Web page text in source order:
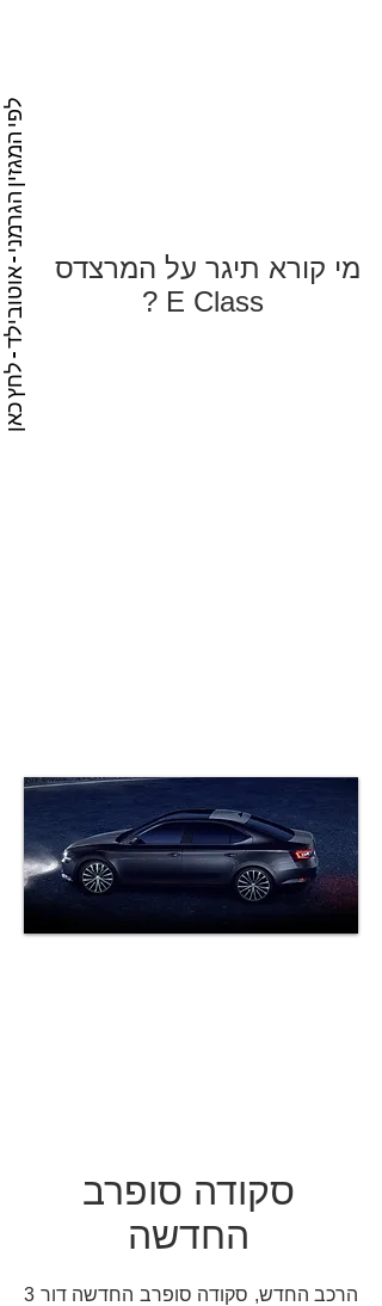
לפי המגזין הגרמני - אוטובילד - לחץ כאן
מי קורא תיגר על המרצדס
E Class ?
סקודה סופרב
החדשה
הרכב החדש, סקודה סופרב החדשה דור 3